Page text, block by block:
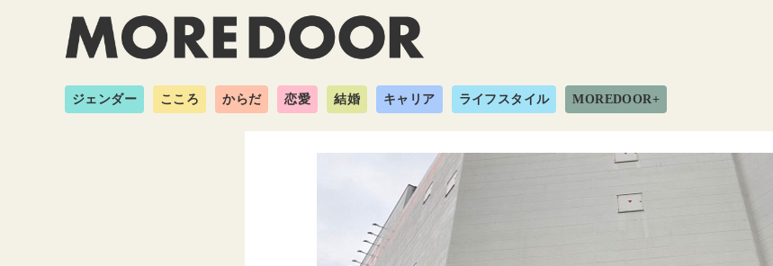
ジェンダー こころ からだ 恋愛 結婚 キャリア ライフスタイル MOREDOOR+